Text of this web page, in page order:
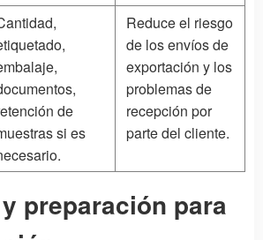
de
si es
Reduce el riesgo
de los envíos de
exportación y los
problemas de
recepción por
parte del cliente.
preparación para